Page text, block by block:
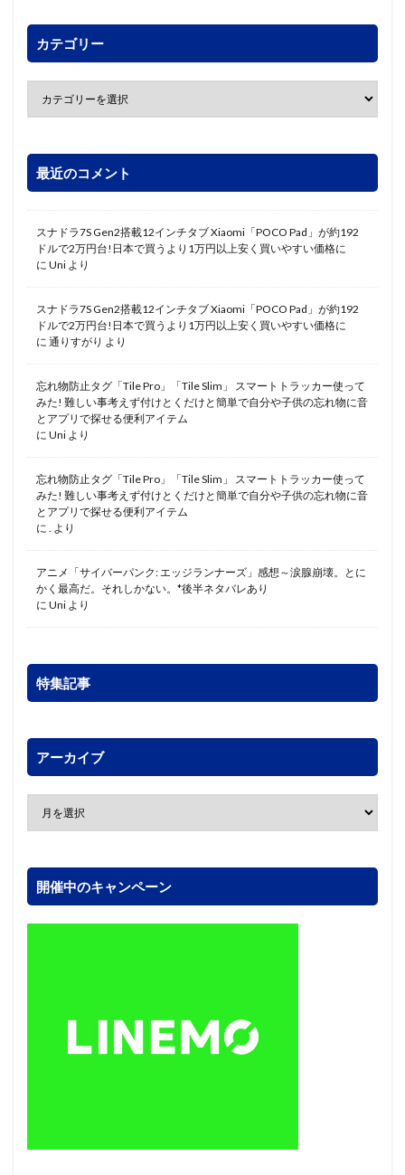
カテゴリー
最近のコメント
スナドラ7S Gen2搭載12インチタブ Xiaomi「POCO Pad」が約192
ドルで2万円台!日本で買うより1万円以上安く買いやすい価格に
に Uni より
スナドラ7S Gen2搭載12インチタブ Xiaomi「POCO Pad」が約192
ドルで2万円台!日本で買うより1万円以上安く買いやすい価格に
に 通りすがり より
忘れ物防止タグ「Tile Pro」「Tile Slim」 スマートトラッカー使って
みた! 難しい事考えず付けとくだけと簡単で自分や子供の忘れ物に音
とアプリで探せる便利アイテム
に Uni より
忘れ物防止タグ「Tile Pro」「Tile Slim」 スマートトラッカー使って
みた! 難しい事考えず付けとくだけと簡単で自分や子供の忘れ物に音
とアプリで探せる便利アイテム
に
より
アニメ「サイバーパンク: エッジランナーズ」感想～涙腺崩壊。とに
かく最高だ。それしかない。*後半ネタバレあり
に Uni より
特集記事
アーカイブ
開催中のキャンペーン